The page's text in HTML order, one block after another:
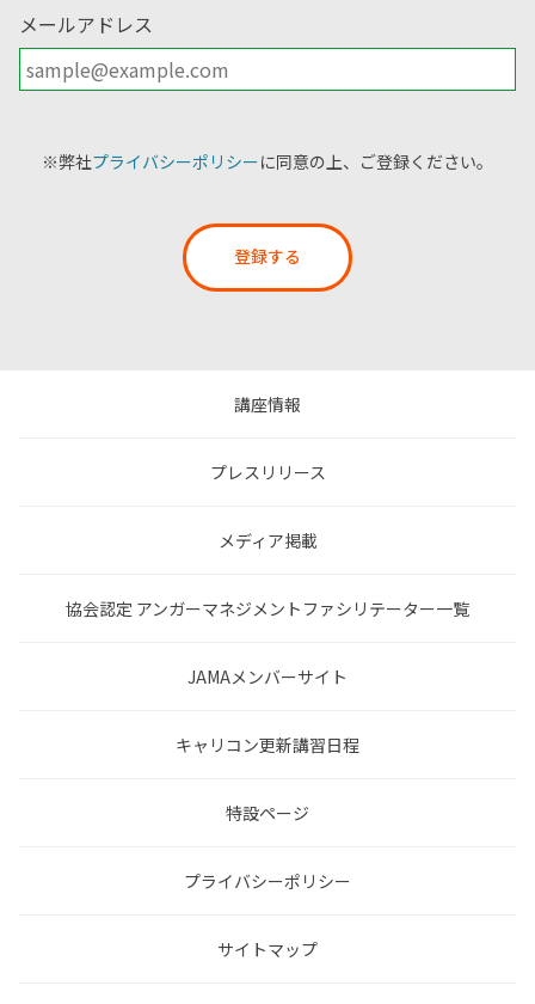
メールアドレス
※弊社プライバシーポリシーに同意の上、ご登録ください。
登録する
講座情報
プレスリリース
メディア掲載
協会認定 アンガーマネジメントファシリテーター一覧
JAMAメンバーサイト
キャリコン更新講習日程
特設ページ
プライバシーポリシー
サイトマップ